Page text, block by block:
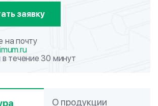
заявку
на почту
течение 30 минут
О продукции